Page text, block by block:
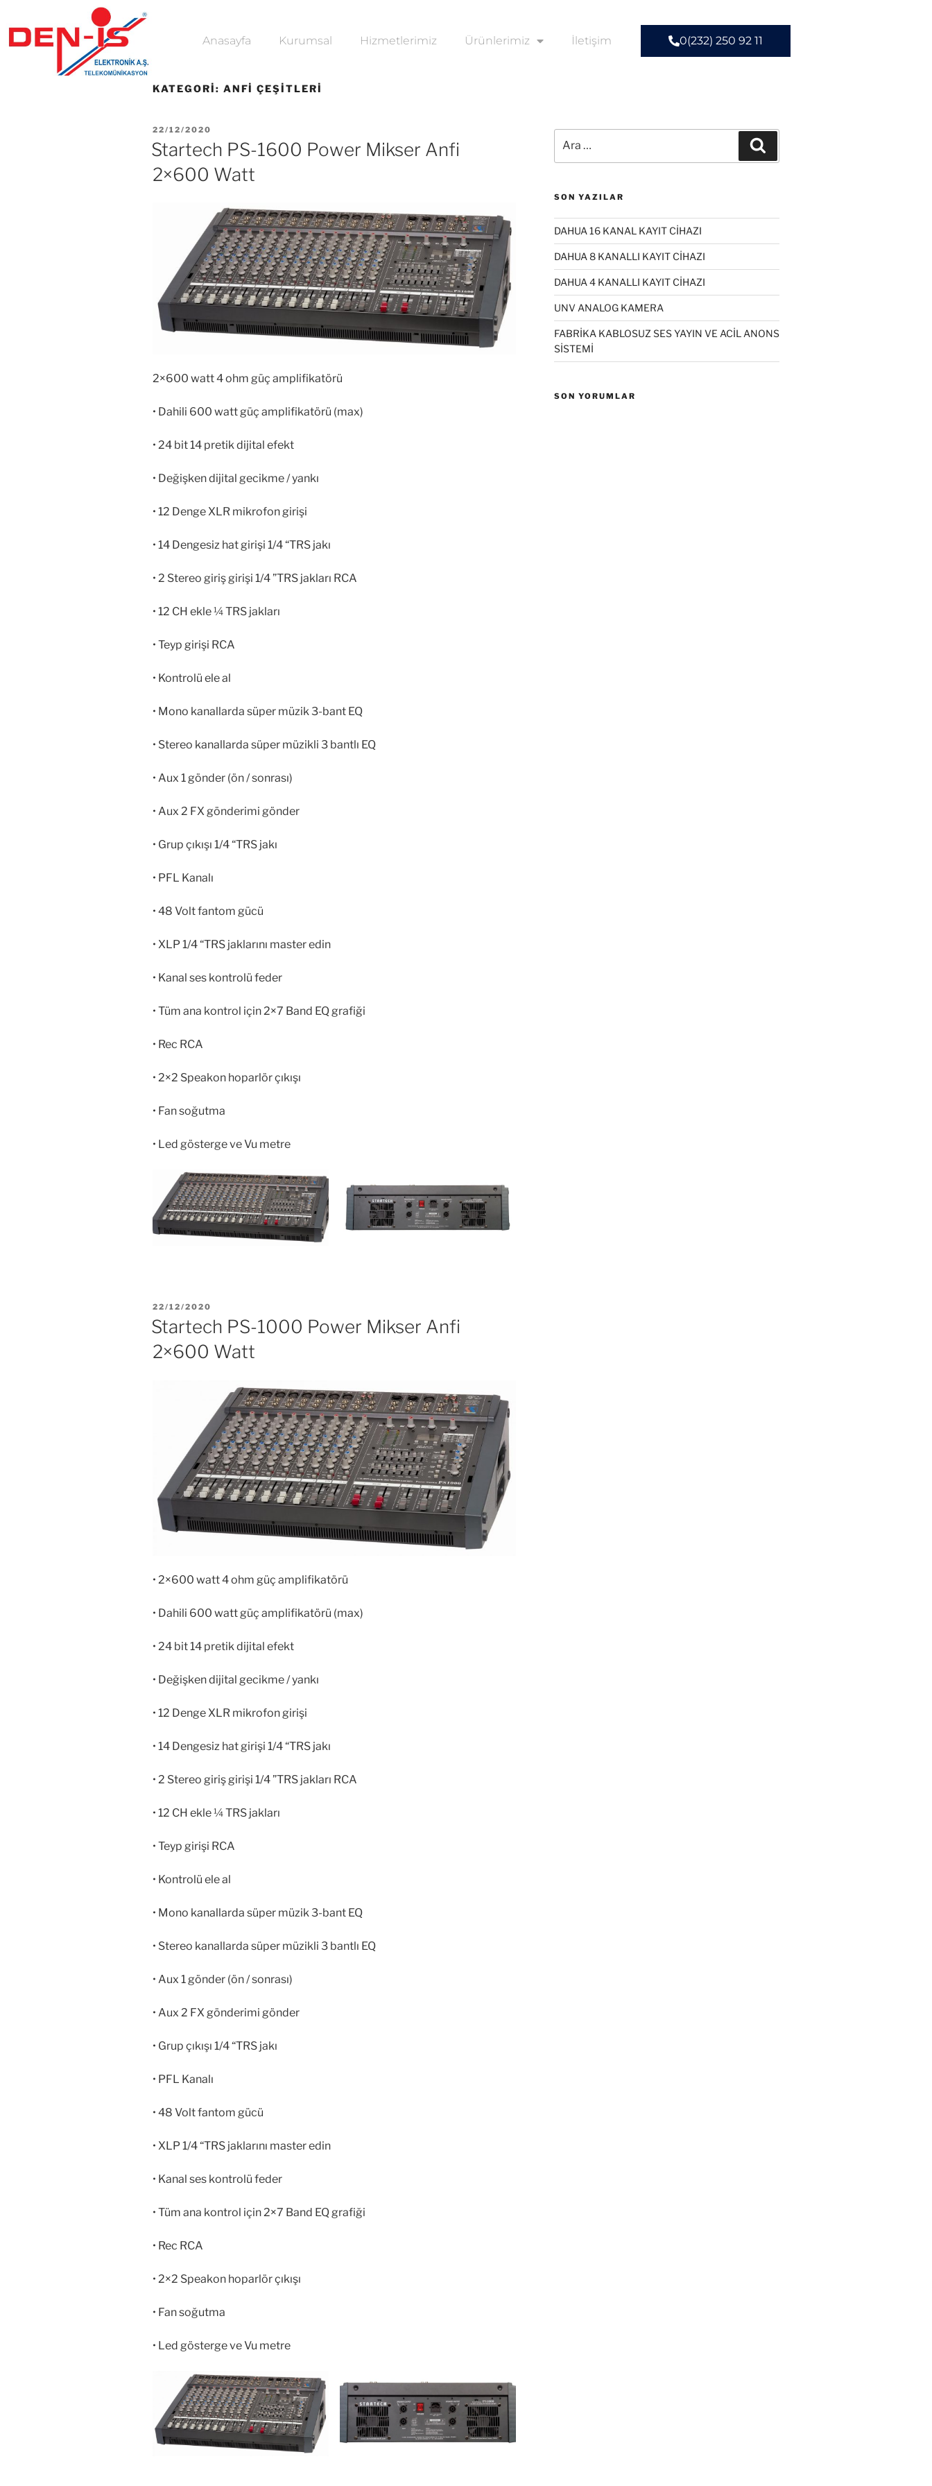
Anasayfa Kurumsal Hizmetlerimiz Ürünlerimiz İletişim 0(232) 250 92 11
KATEGORI: ANFI ÇEŞITLERI
22/12/2020
Startech PS-1600 Power Mikser Anfi
2×600 Watt
2×600 watt 4 ohm güç amplifikatörü
• Dahili 600 watt güç amplifikatörü (max)
• 24 bit 14 pretik dijital efekt
• Değişken dijital gecikme / yankı
• 12 Denge XLR mikrofon girişi
• 14 Dengesiz hat girişi 1/4 “TRS jakı
• 2 Stereo giriş girişi 1/4 ”TRS jakları RCA
• 12 CH ekle ¼ TRS jakları
• Teyp girişi RCA
• Kontrolü ele al
• Mono kanallarda süper müzik 3-bant EQ
• Stereo kanallarda süper müzikli 3 bantlı EQ
• Aux 1 gönder (ön / sonrası)
• Aux 2 FX gönderimi gönder
• Grup çıkışı 1/4 “TRS jakı
• PFL Kanalı
• 48 Volt fantom gücü
• XLP 1/4 “TRS jaklarını master edin
• Kanal ses kontrolü feder
• Tüm ana kontrol için 2×7 Band EQ grafiği
• Rec RCA
• 2×2 Speakon hoparlör çıkışı
• Fan soğutma
• Led gösterge ve Vu metre
22/12/2020
Startech PS-1000 Power Mikser Anfi
2×600 Watt
• 2×600 watt 4 ohm güç amplifikatörü
• Dahili 600 watt güç amplifikatörü (max)
• 24 bit 14 pretik dijital efekt
• Değişken dijital gecikme / yankı
• 12 Denge XLR mikrofon girişi
• 14 Dengesiz hat girişi 1/4 “TRS jakı
• 2 Stereo giriş girişi 1/4 ”TRS jakları RCA
• 12 CH ekle ¼ TRS jakları
• Teyp girişi RCA
• Kontrolü ele al
• Mono kanallarda süper müzik 3-bant EQ
• Stereo kanallarda süper müzikli 3 bantlı EQ
• Aux 1 gönder (ön / sonrası)
• Aux 2 FX gönderimi gönder
• Grup çıkışı 1/4 “TRS jakı
• PFL Kanalı
• 48 Volt fantom gücü
• XLP 1/4 “TRS jaklarını master edin
• Kanal ses kontrolü feder
• Tüm ana kontrol için 2×7 Band EQ grafiği
• Rec RCA
• 2×2 Speakon hoparlör çıkışı
• Fan soğutma
• Led gösterge ve Vu metre
SON YAZILAR
DAHUA 16 KANAL KAYIT CİHAZI
DAHUA 8 KANALLI KAYIT CİHAZI
DAHUA 4 KANALLI KAYIT CİHAZI
UNV ANALOG KAMERA
FABRİKA KABLOSUZ SES YAYIN VE ACİL ANONS
SİSTEMİ
SON YORUMLAR